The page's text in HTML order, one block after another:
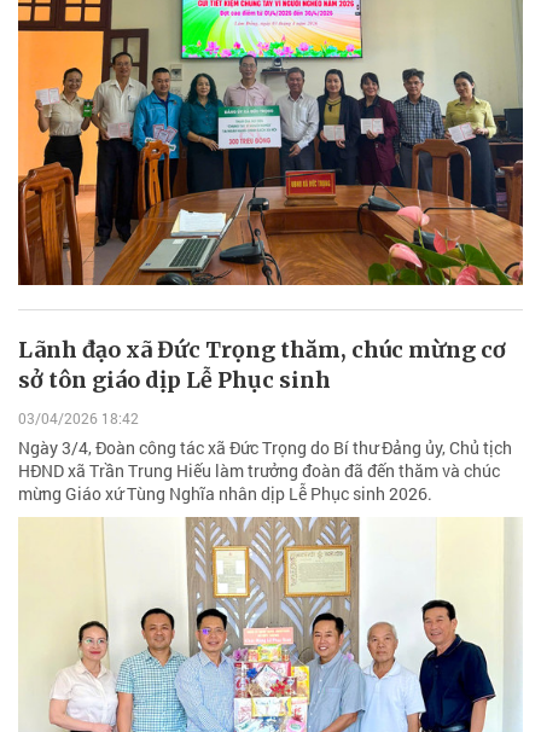
Lãnh đạo xã Đức Trọng thăm, chúc mừng cơ
sở tôn giáo dịp Lễ Phục sinh
03/04/2026 18:42
Ngày 3/4, Đoàn công tác xã Đức Trọng do Bí thư Đảng ủy, Chủ tịch
HĐND xã Trần Trung Hiếu làm trưởng đoàn đã đến thăm và chúc
mừng Giáo xứ Tùng Nghĩa nhân dịp Lễ Phục sinh 2026.